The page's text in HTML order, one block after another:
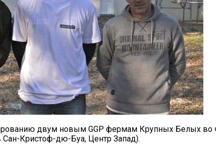
двум новым GGP фермам Крупных Белых во
Кристоф-дю-Буа, Центр Запад).